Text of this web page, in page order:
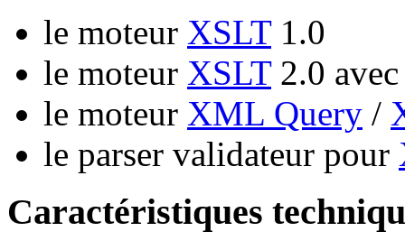
le moteur XSLT1.0
le moteur XSLT2.0 avec
le moteur XML Query /
le parser validateur pour
Caractéristiques